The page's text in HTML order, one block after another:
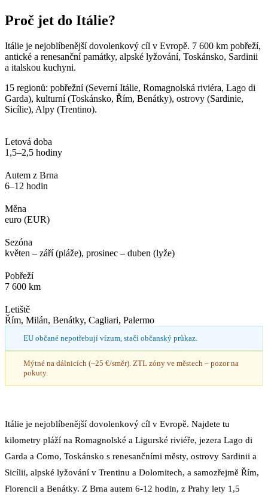
Proč jet do Itálie?
Itálie je nejoblíbenější dovolenkový cíl v Evropě. 7 600 km pobřeží,
antické a renesanční památky, alpské lyžování, Toskánsko, Sardinii
a italskou kuchyni.
15 regionů: pobřežní (Severní Itálie, Romagnolská riviéra, Lago di
Garda), kulturní (Toskánsko, Řím, Benátky), ostrovy (Sardinie,
Sicílie), Alpy (Trentino).
Letová doba
1,5–2,5 hodiny
Autem z Brna
6–12 hodin
Měna
euro (EUR)
Sezóna
květen – září (pláže), prosinec – duben (lyže)
Pobřeží
7 600 km
Letiště
Řím, Milán, Benátky, Cagliari, Palermo
EU občané nepotřebují vízum, stačí občanský průkaz.
Mýtné na dálnicích (~25 €/směr). ZTL zóny ve městech – pozor na
pokuty.
Itálie je nejoblíbenější dovolenkový cíl v Evropě. Najdete tu
kilometry pláží na Romagnolské a Ligurské riviéře, jezera Lago di
Garda a Como, Toskánsko s renesančními městy, ostrovy Sardinii a
Sicílii, alpské lyžování v Trentinu a Dolomitech, a samozřejmě Řím,
Florencii a Benátky. Z Brna autem 6-12 hodin, z Prahy lety 1,5